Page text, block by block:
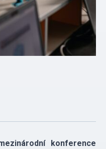
konference